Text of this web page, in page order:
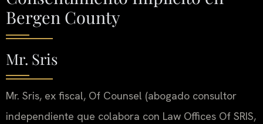
Bergen County
Mr. Sris
Mr. Sris, ex fiscal, Of Counsel (abogado consultor
independiente que colabora con Law Offices Of SRIS,